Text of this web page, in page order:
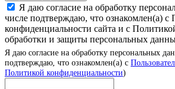
Я даю согласие на обработку
числе подтверждаю, что ознакомлен(а) с
конфиденциальности сайта и с
обработки и защиты персональных
Я даю согласие на обработку персональных
подтверждаю, что ознакомлен(а) с
Политикой конфиденциальности)